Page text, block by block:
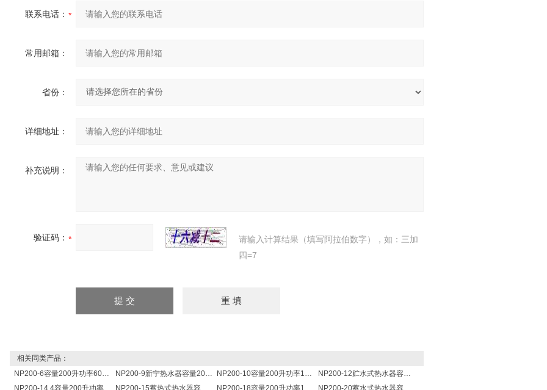
联系电话：
常用邮箱：
省份：
详细地址：
补充说明：
验证码：
请输入计算结果（填写阿拉伯数字），如：三加
四=7
相关同类产品：
NP200-6容量200升功率6000瓦新宁电热水器 热水锅炉
NP200-9新宁热水器容量200L功率9000w热水炉 热水锅炉 NP200-10容量200升功率10000瓦贮水式电热水器 热水锅炉
NP200-12贮水式热水器容量200L功率12000w热水炉 热水锅炉